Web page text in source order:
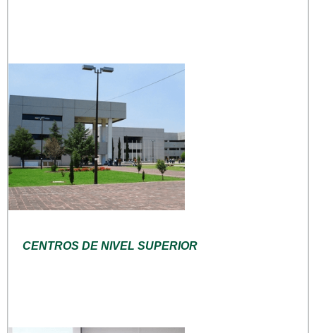
CENTROS DE NIVEL SUPERIOR